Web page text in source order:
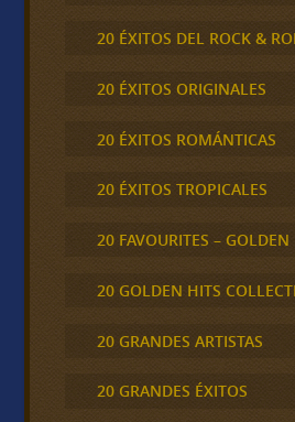
20 ÉXITOS DEL ROCK &
20 ÉXITOS ORIGINALES
20 ÉXITOS ROMÁNTICAS
20 ÉXITOS TROPICALES
20 FAVOURITES – GOLDEN
20 GOLDEN HITS
20 GRANDES ARTISTAS
20 GRANDES ÉXITOS